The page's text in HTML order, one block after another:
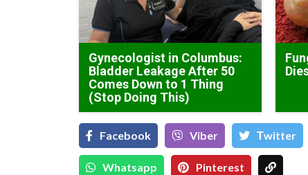
Gynecologist in Columbus:
Bladder Leakage After 50
Comes Down to 1 Thing
(Stop Doing This)
Facebook Viber Тwitter
Whatsapp Pinterest